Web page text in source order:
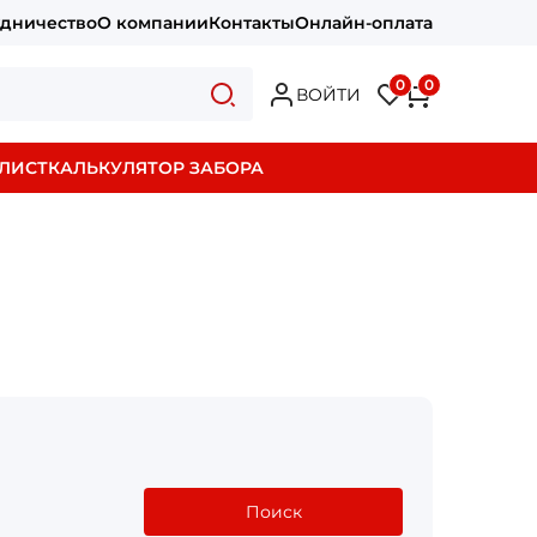
О компанииКонтактыОнлайн-оплата
ВОЙТИ 0 0
КАЛЬКУЛЯТОР ЗАБОРА
Поиск